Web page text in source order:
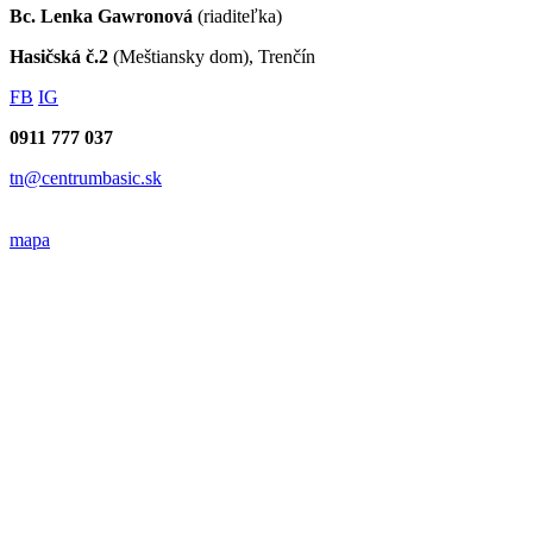
Bc. Lenka Gawronová (riaditeľka)
Hasičská č.2 (Meštiansky dom), Trenčín
FB IG
0911 777 037
tn@centrumbasic.sk
mapa